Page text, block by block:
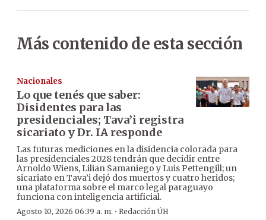
Más contenido de esta sección
Nacionales
Lo que tenés que saber:
Disidentes para las
presidenciales; Tava’i registra
sicariato y Dr. IA responde
Las futuras mediciones en la disidencia colorada para
las presidenciales 2028 tendrán que decidir entre
Arnoldo Wiens, Lilian Samaniego y Luis Pettengill; un
sicariato en Tava’i dejó dos muertos y cuatro heridos;
una plataforma sobre el marco legal paraguayo
funciona con inteligencia artificial.
Agosto 10, 2026 06:39 a. m. · Redacción ÚH